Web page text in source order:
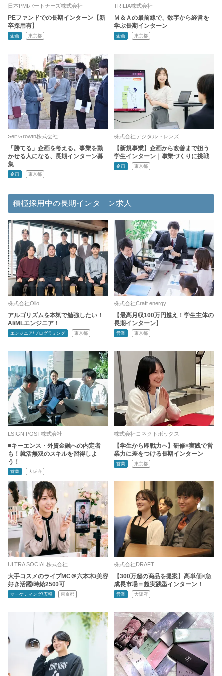
日本PMIパートナーズ株式会社
PEファンドでの長期インターン【新
卒採用有】
企画 東京都
TRILIA株式会社
Ｍ＆Ａの最前線で、数字から経営を
学ぶ長期インターン
企画 東京都
Self Growth株式会社
「勝てる」企画を考える。事業を動
かせる人になる、長期インターン募
集
企画 東京都
株式会社デジタルトレンズ
【新規事業】企画から改善まで担う
学生インターン｜事業づくりに挑戦
企画 東京都
積極採用中の長期インターン求人
株式会社Ollo
アルゴリズムを本気で勉強したい！
AI/MLエンジニア！
エンジニア/プログラミング 東京都
株式会社Craft energy
【最高月収100万円越え！学生主体の
長期インターン】
営業 東京都
LSIGN POST株式会社
■キーエンス・外資金融への内定者
も！就活無双のスキルを習得しよ
う！
営業 大阪府
株式会社コネクトボックス
【学生から即戦力へ】研修×実践で営
業力に差をつける長期インターン
営業 東京都
ULTRA SOCIAL株式会社
大手コスメのライブMC＠六本木/美容
好き活躍/時給2500可
マーケティング/広報 東京都
株式会社DRAFT
【300万超の商品を提案】高単価×急
成長市場＝超実践型インターン！
営業 大阪府